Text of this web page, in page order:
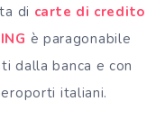
di carte di credito
è paragonabile
dalla banca e con
italiani.